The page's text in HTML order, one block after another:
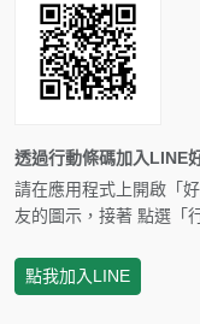
透過行動條碼加入LINE
請在應用程式上開啟「
友的圖示，接著 點選「
點我加入LINE